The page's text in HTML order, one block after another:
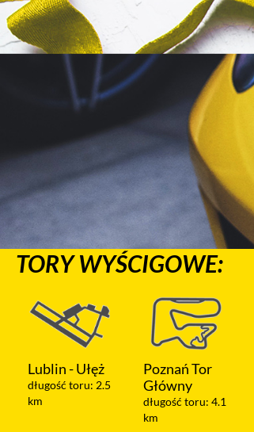
TORY WYŚCIGOWE:
Poznań Tor
Główny
długość toru: 4.1
Radom -
Jastrząb
długość toru: 2.4
km